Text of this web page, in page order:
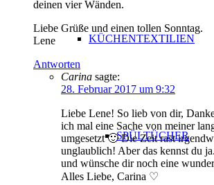
KÜCHENTEXTILIEN
SPÜLTÜCHER
deinen vier Wänden.
Liebe Grüße und einen tollen Sonntag.
Lene
Antworten
Carina sagte:
28. Februar 2017 um 9:32
Liebe Lene! So lieb von dir,
ich mal eine Sache von meiner
umgesetzt 🙂 Die Zeit rast
unglaublich! Aber das kennst du
und wünsche dir noch eine
Alles Liebe, Carina ♡